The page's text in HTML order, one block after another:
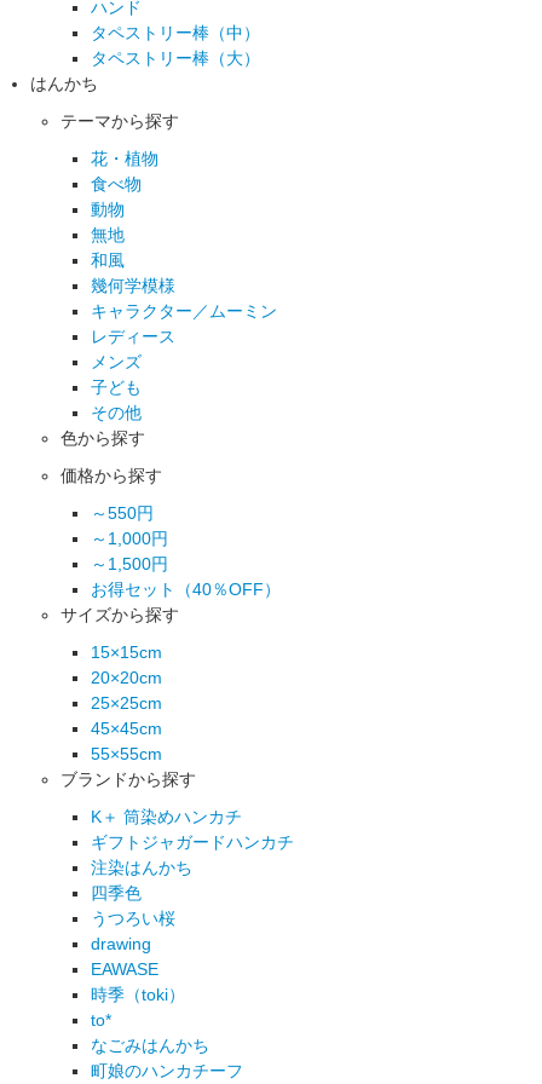
ハンド
タペストリー棒（中）
タペストリー棒（大）
はんかち
テーマから探す
花・植物
食べ物
動物
無地
和風
幾何学模様
キャラクター／ムーミン
レディース
メンズ
子ども
その他
色から探す
価格から探す
～550円
～1,000円
～1,500円
お得セット（40％OFF）
サイズから探す
15×15cm
20×20cm
25×25cm
45×45cm
55×55cm
ブランドから探す
K＋ 筒染めハンカチ
ギフトジャガードハンカチ
注染はんかち
四季色
うつろい桜
drawing
EAWASE
時季（toki）
to*
なごみはんかち
町娘のハンカチーフ